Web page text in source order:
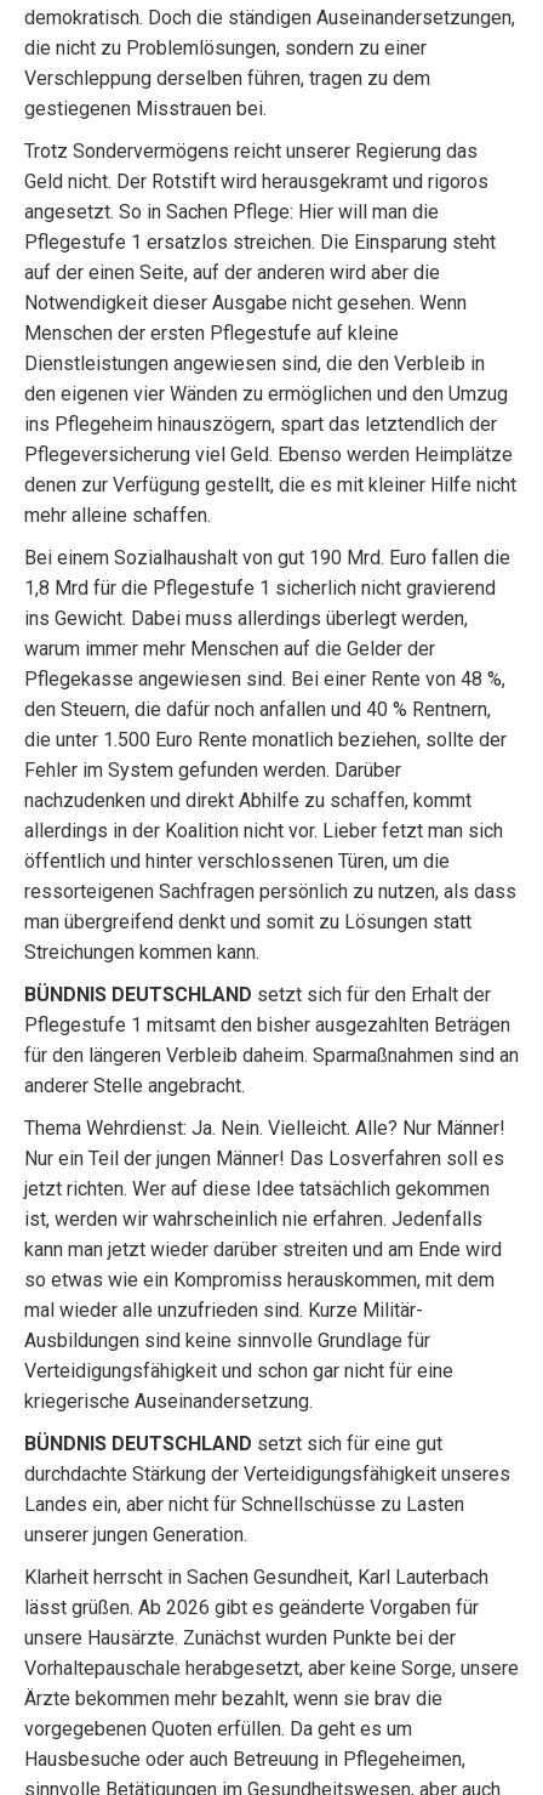
demokratisch. Doch die ständigen Auseinandersetzungen,
die nicht zu Problemlösungen, sondern zu einer
Verschleppung derselben führen, tragen zu dem
gestiegenen Misstrauen bei.
Trotz Sondervermögens reicht unserer Regierung das
Geld nicht. Der Rotstift wird herausgekramt und rigoros
angesetzt. So in Sachen Pflege: Hier will man die
Pflegestufe 1 ersatzlos streichen. Die Einsparung steht
auf der einen Seite, auf der anderen wird aber die
Notwendigkeit dieser Ausgabe nicht gesehen. Wenn
Menschen der ersten Pflegestufe auf kleine
Dienstleistungen angewiesen sind, die den Verbleib in
den eigenen vier Wänden zu ermöglichen und den Umzug
ins Pflegeheim hinauszögern, spart das letztendlich der
Pflegeversicherung viel Geld. Ebenso werden Heimplätze
denen zur Verfügung gestellt, die es mit kleiner Hilfe nicht
mehr alleine schaffen.
Bei einem Sozialhaushalt von gut 190 Mrd. Euro fallen die
1,8 Mrd für die Pflegestufe 1 sicherlich nicht gravierend
ins Gewicht. Dabei muss allerdings überlegt werden,
warum immer mehr Menschen auf die Gelder der
Pflegekasse angewiesen sind. Bei einer Rente von 48 %,
den Steuern, die dafür noch anfallen und 40 % Rentnern,
die unter 1.500 Euro Rente monatlich beziehen, sollte der
Fehler im System gefunden werden. Darüber
nachzudenken und direkt Abhilfe zu schaffen, kommt
allerdings in der Koalition nicht vor. Lieber fetzt man sich
öffentlich und hinter verschlossenen Türen, um die
ressorteigenen Sachfragen persönlich zu nutzen, als dass
man übergreifend denkt und somit zu Lösungen statt
Streichungen kommen kann.
BÜNDNIS DEUTSCHLAND setzt sich für den Erhalt der
Pflegestufe 1 mitsamt den bisher ausgezahlten Beträgen
für den längeren Verbleib daheim. Sparmaßnahmen sind an
anderer Stelle angebracht.
Thema Wehrdienst: Ja. Nein. Vielleicht. Alle? Nur Männer!
Nur ein Teil der jungen Männer! Das Losverfahren soll es
jetzt richten. Wer auf diese Idee tatsächlich gekommen
ist, werden wir wahrscheinlich nie erfahren. Jedenfalls
kann man jetzt wieder darüber streiten und am Ende wird
so etwas wie ein Kompromiss herauskommen, mit dem
mal wieder alle unzufrieden sind. Kurze Militär-
Ausbildungen sind keine sinnvolle Grundlage für
Verteidigungsfähigkeit und schon gar nicht für eine
kriegerische Auseinandersetzung.
BÜNDNIS DEUTSCHLAND setzt sich für eine gut
durchdachte Stärkung der Verteidigungsfähigkeit unseres
Landes ein, aber nicht für Schnellschüsse zu Lasten
unserer jungen Generation.
Klarheit herrscht in Sachen Gesundheit, Karl Lauterbach
lässt grüßen. Ab 2026 gibt es geänderte Vorgaben für
unsere Hausärzte. Zunächst wurden Punkte bei der
Vorhaltepauschale herabgesetzt, aber keine Sorge, unsere
Ärzte bekommen mehr bezahlt, wenn sie brav die
vorgegebenen Quoten erfüllen. Da geht es um
Hausbesuche oder auch Betreuung in Pflegeheimen,
sinnvolle Betätigungen im Gesundheitswesen, aber auch